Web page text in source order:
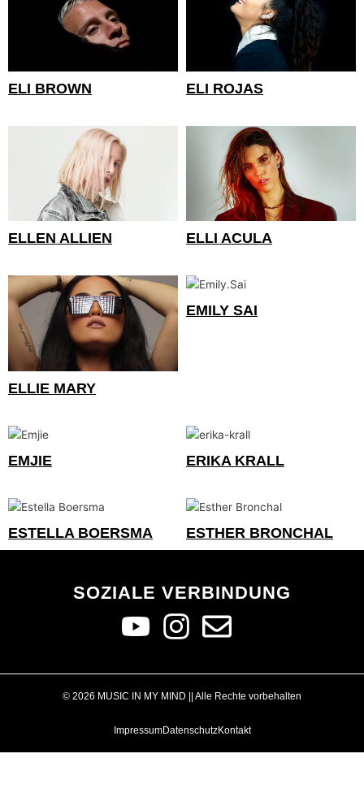
ELI BROWN ELI ROJAS
ELLEN ALLIEN ELLI ACULA
ELLIE MARY
EMILY SAI
EMJIE ERIKA KRALL
ESTELLA BOERSMA ESTHER BRONCHAL
SOZIALE VERBINDUNG
© 2026 MUSIC IN MY MIND || Alle Rechte vorbehalten
ImpressumDatenschutzKontakt